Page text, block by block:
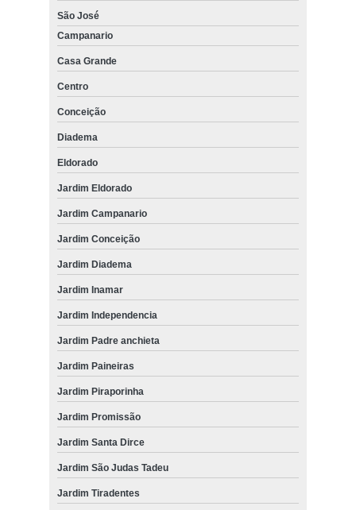
São José
Campanario
Casa Grande
Centro
Conceição
Diadema
Eldorado
Jardim Eldorado
Jardim Campanario
Jardim Conceição
Jardim Diadema
Jardim Inamar
Jardim Independencia
Jardim Padre anchieta
Jardim Paineiras
Jardim Piraporinha
Jardim Promissão
Jardim Santa Dirce
Jardim São Judas Tadeu
Jardim Tiradentes